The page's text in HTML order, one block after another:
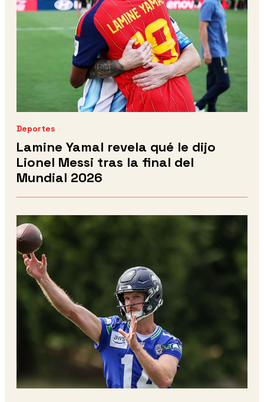
Deportes
Lamine Yamal revela qué le dijo
Lionel Messi tras la final del
Mundial 2026